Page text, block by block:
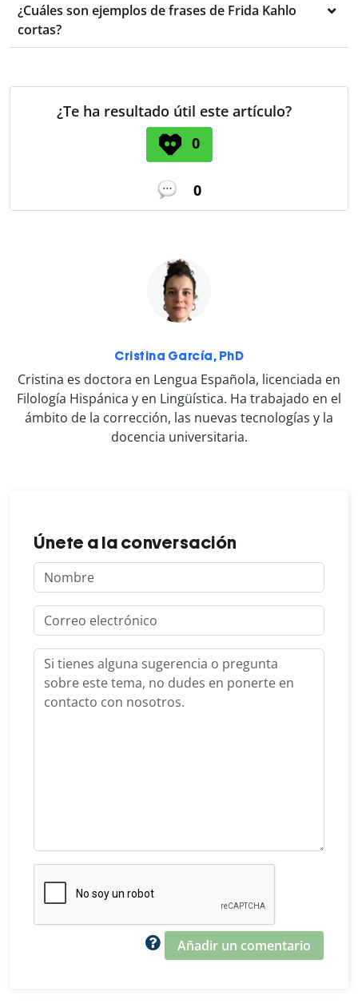
¿Cuáles son ejemplos de frases de Frida Kahlo
cortas?
¿Te ha resultado útil este artículo?
0
0
Cristina García, PhD
Cristina es doctora en Lengua Española, licenciada en
Filología Hispánica y en Lingüística. Ha trabajado en el
ámbito de la corrección, las nuevas tecnologías y la
docencia universitaria.
Únete a la conversación
Añadir un comentario